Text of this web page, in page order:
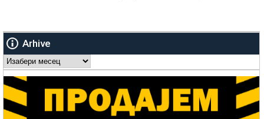
Arhive
Arhive